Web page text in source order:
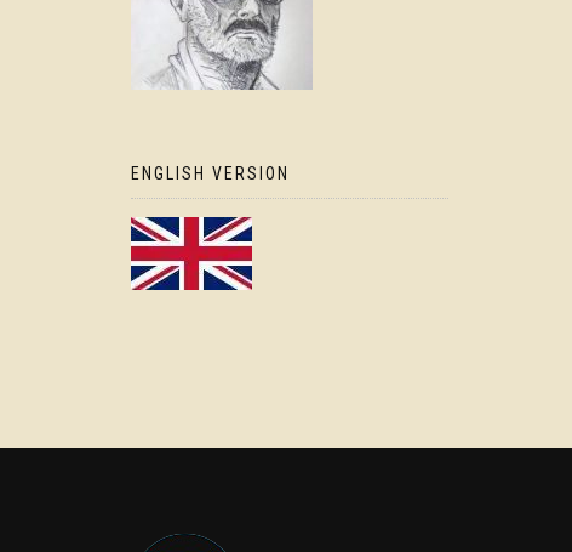
ENGLISH VERSION